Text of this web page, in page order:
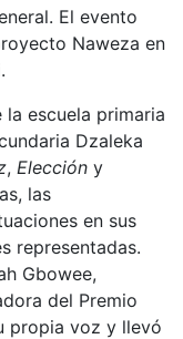
El evento
Naweza en
escuela primaria
Dzaleka
, Elección y
las
en sus
representadas.
Gbowee,
del Premio
propia voz y llevó